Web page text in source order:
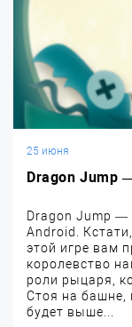
25 июня
Dragon Jump
Dragon Jump —
Android.
этой игре вам
королевство
роли рыцаря,
Стоя на башне,
будет выше...